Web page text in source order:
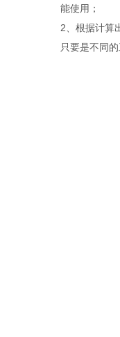
能使用；
2、根据计算
只要是不同